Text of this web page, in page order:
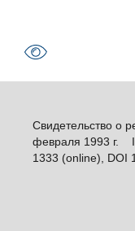
Свидетельство о
февраля 1993 г.
1333 (online), DOI